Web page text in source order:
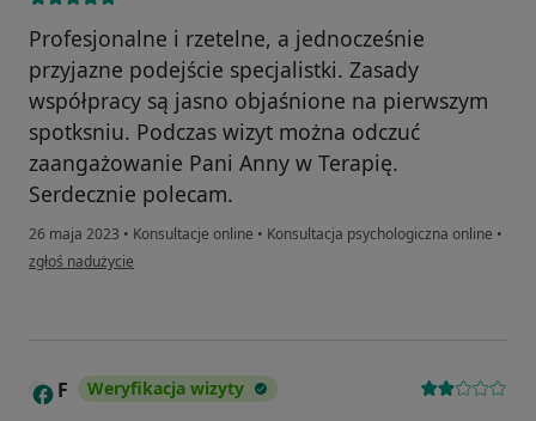
Profesjonalne i rzetelne, a jednocześnie
przyjazne podejście specjalistki. Zasady
współpracy są jasno objaśnione na pierwszym
spotksniu. Podczas wizyt można odczuć
zaangażowanie Pani Anny w Terapię.
Serdecznie polecam.
26 maja 2023 • Konsultacje online • Konsultacja psychologiczna online •
w opinii użytkownika M. W.
zgłoś nadużycie
F Weryfikacja wizyty